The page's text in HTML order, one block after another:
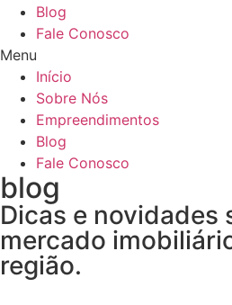
Blog
Fale Conosco
Menu
Início
Sobre Nós
Empreendimentos
Blog
Fale Conosco
blog
Dicas e novidades
mercado
região.